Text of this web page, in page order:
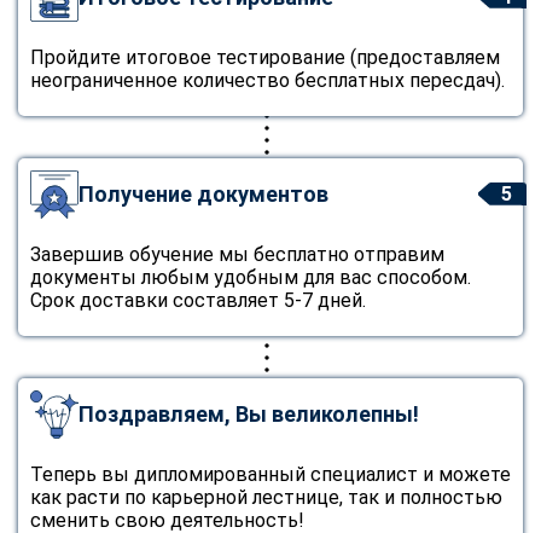
Пройдите итоговое тестирование (предоставляем
неограниченное количество бесплатных пересдач).
5
Получение документов
Завершив обучение мы бесплатно отправим
документы любым удобным для вас способом.
Срок доставки составляет 5-7 дней.
Поздравляем, Вы великолепны!
Теперь вы дипломированный специалист и можете
как расти по карьерной лестнице, так и полностью
сменить свою деятельность!